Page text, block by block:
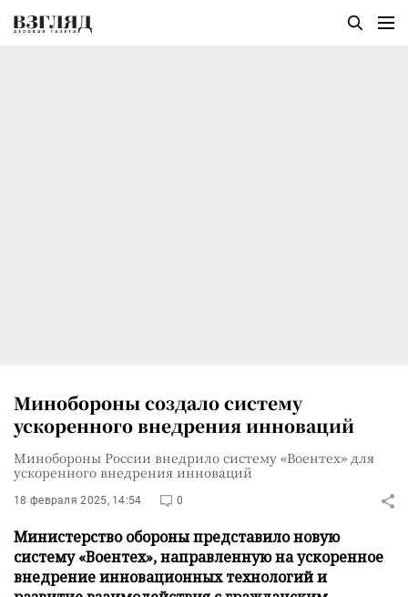
Минобороны создало систему
ускоренного внедрения инноваций
Минобороны России внедрило систему «Воентех» для
ускоренного внедрения инноваций
18 февраля 2025, 14:54 0
Министерство обороны представило новую
систему «Воентех», направленную на ускоренное
внедрение инновационных технологий и